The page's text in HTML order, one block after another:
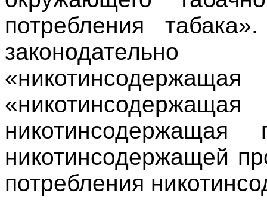
потребления
никотинсодержащая
никотинсодержащей
потребления